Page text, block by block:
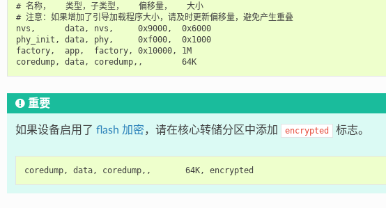
# 名称，   类型，子类型，   偏移量，   大小
# 注意：如果增加了引导加载程序大小，请及时更新偏移量，避免产生重叠
nvs,      data, nvs,     0x9000,  0x6000
phy_init, data, phy,     0xf000,  0x1000
factory,  app,  factory, 0x10000, 1M
coredump, data, coredump,,        64K
重要
如果设备启用了 flash 加密，请在核心转储分区中添加 encrypted 标志。